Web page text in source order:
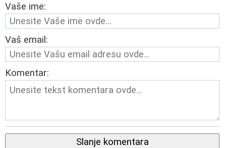
Vaše ime:
Vaš email:
Komentar:
Slanje komentara